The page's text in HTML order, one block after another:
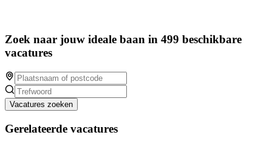
Zoek naar jouw ideale baan in 499 beschikbare
vacatures
Vacatures zoeken
Gerelateerde vacatures